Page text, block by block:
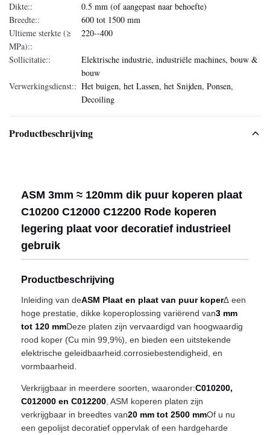
Dikte::
0.5 mm (of aangepast naar behoefte)
Breedte::
600 tot 1500 mm
Ultieme sterkte (≥
MPa)::
220--400
Sollicitatie::
Elektrische industrie, industriële machines, bouw &
bouw
Verwerkingsdienst:: Het buigen, het Lassen, het Snijden, Ponsen,
Decoiling
Productbeschrijving
ASM 3mm ≈ 120mm dik puur koperen plaat
C10200 C12000 C12200 Rode koperen
legering plaat voor decoratief industrieel
gebruik
Productbeschrijving
Inleiding van deASM Plaat en plaat van puur koper∆ een
hoge prestatie, dikke koperoplossing variërend van3 mm
tot 120 mmDeze platen zijn vervaardigd van hoogwaardig
rood koper (Cu min 99,9%), en bieden een uitstekende
elektrische geleidbaarheid.corrosiebestendigheid, en
vormbaarheid.
Verkrijgbaar in meerdere soorten, waaronder:C010200,
C012000 en C012200 , ASM koperen platen zijn
verkrijgbaar in breedtes van20 mm tot 2500 mmOf u nu
een gepolijst decoratief oppervlak of een hardgeharde